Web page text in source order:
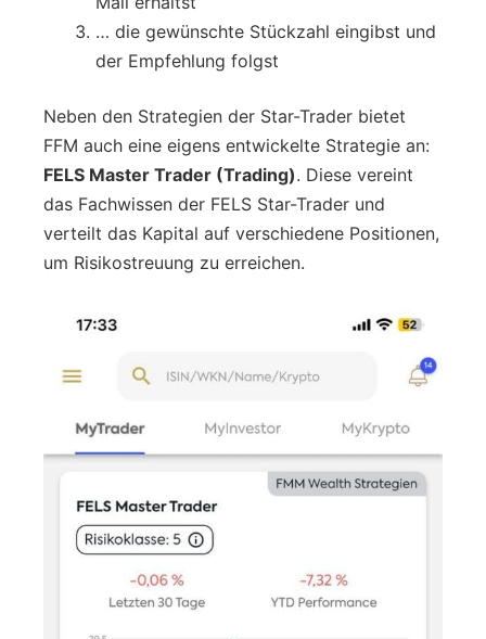
… die gewünschte Stückzahl eingibst und
der Empfehlung folgst
Neben den Strategien der Star-Trader bietet
FFM auch eine eigens entwickelte Strategie an:
FELS Master Trader (Trading). Diese vereint
das Fachwissen der FELS Star-Trader und
verteilt das Kapital auf verschiedene Positionen,
um Risikostreuung zu erreichen.